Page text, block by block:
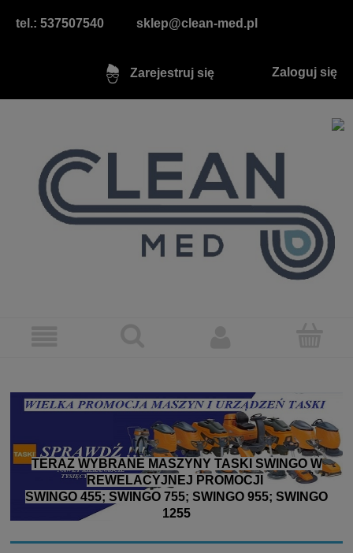
tel.: 537507540 sklep@clean-med.pl
Zarejestruj się Zaloguj się
TERAZ WYBRANE MASZYNY TASKI SWINGO W
REWELACYJNEJ PROMOCJI
SWINGO 455; SWINGO 755; SWINGO 955; SWINGO
1255